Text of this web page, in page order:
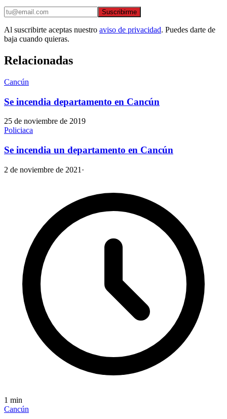
Suscribirme
Al suscribirte aceptas nuestro aviso de privacidad. Puedes darte de
baja cuando quieras.
Relacionadas
Cancún
Se incendia departamento en Cancún
25 de noviembre de 2019
Policiaca
Se incendia un departamento en Cancún
2 de noviembre de 2021 ·
1 min
Cancún